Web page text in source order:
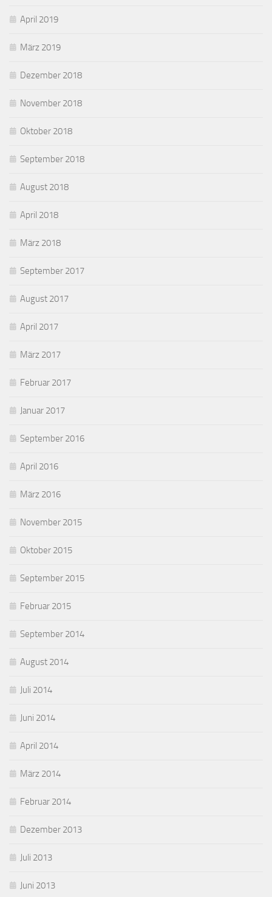
April 2019
März 2019
Dezember 2018
November 2018
Oktober 2018
September 2018
August 2018
April 2018
März 2018
September 2017
August 2017
April 2017
März 2017
Februar 2017
Januar 2017
September 2016
April 2016
März 2016
November 2015
Oktober 2015
September 2015
Februar 2015
September 2014
August 2014
Juli 2014
Juni 2014
April 2014
März 2014
Februar 2014
Dezember 2013
Juli 2013
Juni 2013